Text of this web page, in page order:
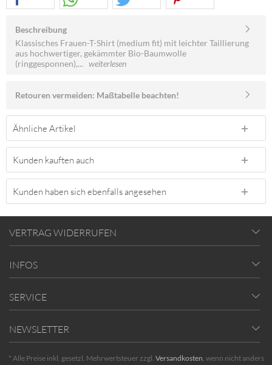
Beschreibung
Klassisches Frauen-T-Shirt (medium fit) mit leichter Taillierung
aus hochwertiger, gekämmter Bio-Baumwolle
(ringgesponnen),... weiterlesen
Retouren vermeiden: Maßtabelle beachten!
Ähnliche Artikel
Kunden kauften auch
Kunden haben sich ebenfalls angesehen
VERTRAG WIDERRUFEN
INFOS
SERVICE
NEWSLETTER
* Alle Preise inkl. gesetzl. Mehrwertsteuer zzgl. Versandkosten, wenn nicht anders